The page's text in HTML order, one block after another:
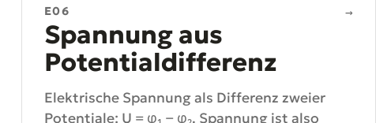
E06 →
Spannung aus
Potentialdifferenz
Elektrische Spannung als Differenz zweier
Potentiale: U = φ₁ − φ₂. Spannung ist also